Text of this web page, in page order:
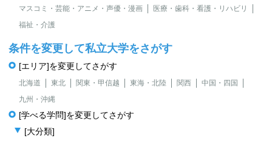
マスコミ・芸能・アニメ・声優・漫画
医療・歯科・看護・リハビリ
福祉・介護
条件を変更して私立大学をさがす
[エリア]を変更してさがす
北海道 東北 関東・甲信越 東海・北陸 関西
中国・四国
九州・沖縄
[学べる学問]を変更してさがす
[大分類]